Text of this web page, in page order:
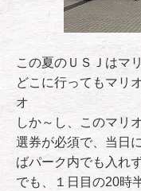
この夏のＵＳＪはマ
どこに行ってもマリ
オ
しか～し、このマリ
選券が必須で、当日
ばパーク内でも入れ
でも、１日目の20時